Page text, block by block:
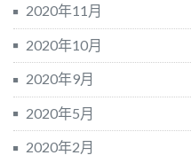
2020年11月
2020年10月
2020年9月
2020年5月
2020年2月